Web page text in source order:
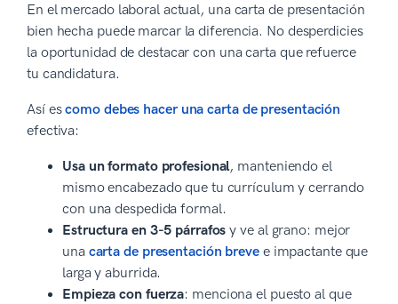
En el mercado laboral actual, una carta de presentación
bien hecha puede marcar la diferencia. No desperdicies
la oportunidad de destacar con una carta que refuerce
tu candidatura.
Así escomo debes hacer una carta de presentación
efectiva:
Usa un formato profesional, manteniendo el
mismo encabezado que tu currículum y cerrando
con una despedida formal.
Estructura en 3-5 párrafos y ve al grano: mejor
una carta de presentación brevee impactante que
larga y aburrida.
Empieza con fuerza: menciona el puesto al que